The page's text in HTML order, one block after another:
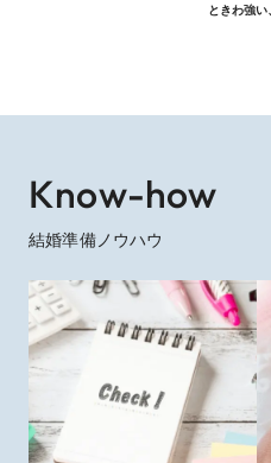
ときわ強い
Know-how
結婚準備ノウハウ